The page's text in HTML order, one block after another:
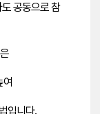
공동으로 참
여
입니다.